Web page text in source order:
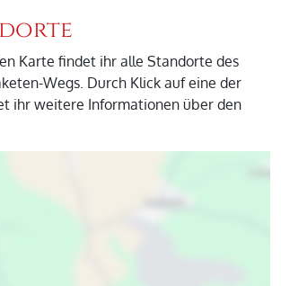
Karte findet ihr alle Standorte des
Wegs. Durch Klick auf eine der
ihr weitere Informationen über den